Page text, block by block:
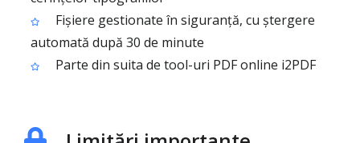
Fișiere gestionate în siguranță, cu ștergere
automată după 30 de minute
Parte din suita de tool-uri PDF online i2PDF